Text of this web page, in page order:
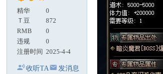
精华
0
Ｔ豆
872
RMB
0
违规
0
注册时间 2025-4-4
收听TA 发消息